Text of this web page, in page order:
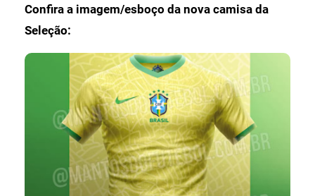
Confira a imagem/esboço da nova camisa da
Seleção: